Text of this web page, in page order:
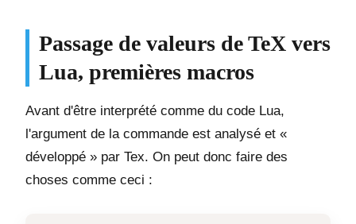
Passage de valeurs de TeX vers
Lua, premières macros
Avant d'être interprété comme du code Lua,
l'argument de la commande est analysé et «
développé » par Tex. On peut donc faire des
choses comme ceci :